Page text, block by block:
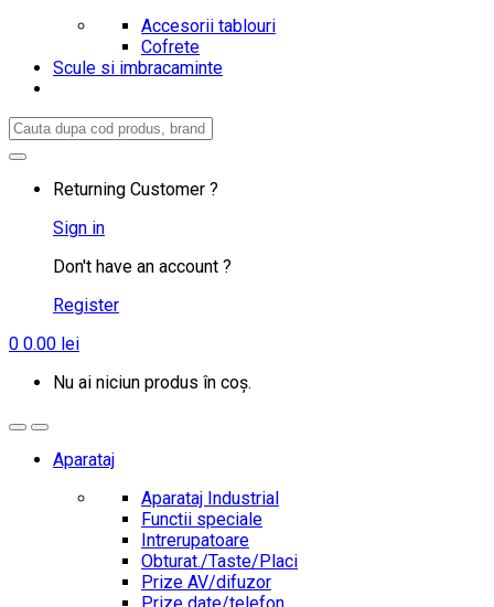
Accesorii tablouri
Cofrete
Scule si imbracaminte
Search
Returning Customer ?
Sign in
Don't have an account ?
Register
0 0.00 lei
Nu ai niciun produs în coș.
Aparataj
Aparataj Industrial
Functii speciale
Intrerupatoare
Obturat./Taste/Placi
Prize AV/difuzor